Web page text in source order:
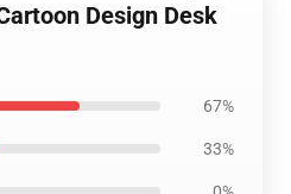
Design Desk
67%
33%